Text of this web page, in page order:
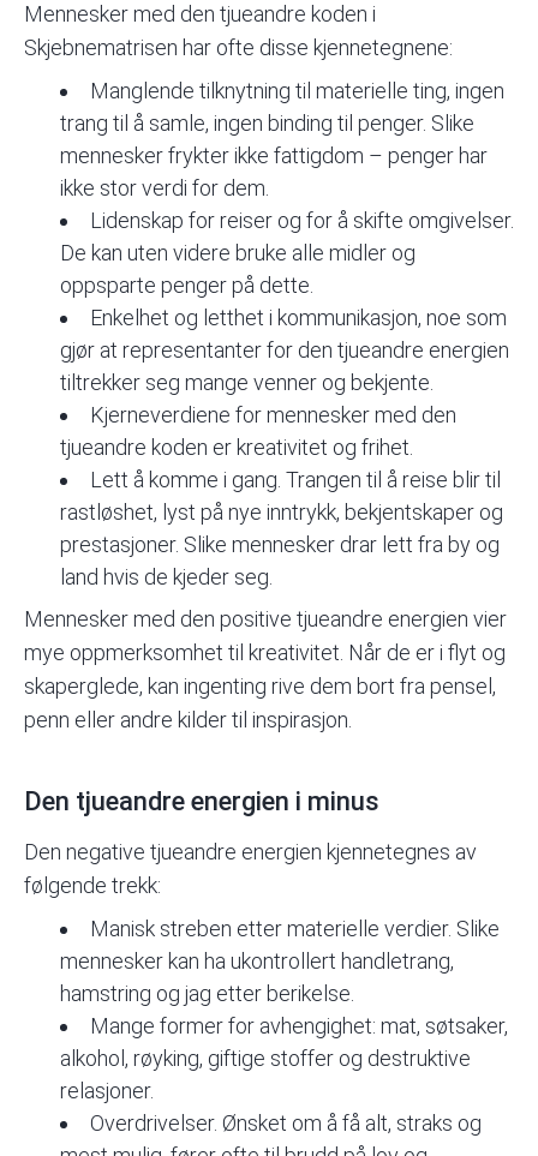
Mennesker med den tjueandre koden i
Skjebnematrisen har ofte disse kjennetegnene:
Manglende tilknytning til materielle ting, ingen
trang til å samle, ingen binding til penger. Slike
mennesker frykter ikke fattigdom – penger har
ikke stor verdi for dem.
Lidenskap for reiser og for å skifte omgivelser.
De kan uten videre bruke alle midler og
oppsparte penger på dette.
Enkelhet og letthet i kommunikasjon, noe som
gjør at representanter for den tjueandre energien
tiltrekker seg mange venner og bekjente.
Kjerneverdiene for mennesker med den
tjueandre koden er kreativitet og frihet.
Lett å komme i gang . Trangen til å reise blir til
rastløshet, lyst på nye inntrykk, bekjentskaper og
prestasjoner. Slike mennesker drar lett fra by og
land hvis de kjeder seg.
Mennesker med den positive tjueandre energien vier
mye oppmerksomhet til kreativitet. Når de er i flyt og
skaperglede, kan ingenting rive dem bort fra pensel,
penn eller andre kilder til inspirasjon.
Den tjueandre energien i minus
Den negative tjueandre energien kjennetegnes av
følgende trekk:
Manisk streben etter materielle verdier. Slike
mennesker kan ha ukontrollert handletrang,
hamstring og jag etter berikelse.
Mange former for avhengighet: mat, søtsaker,
alkohol, røyking, giftige stoffer og destruktive
relasjoner.
Overdrivelser. Ønsket om å få alt, straks og